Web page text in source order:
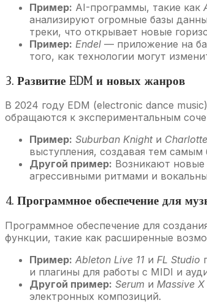
Пример: AI-программы, такие как
анализируют огромные базы
треки, что открывает новые
Пример: Endel — приложение на
того, как технологии могут
3. Развитие EDM и новых жанров
В 2024 году EDM (electronic dance
обращаются к экспериментальным
Пример: Suburban Knightи
выступления, создавая тем самым
Другой пример: Возникают новые
агрессивными ритмами и
4. Программное обеспечение для
Программное обеспечение для
функции, такие как расширенные
Пример: Ableton Live 11 и FL Studio
и плагины для работы с MIDI и
Другой пример: Serum и Massive X
электронных композиций.